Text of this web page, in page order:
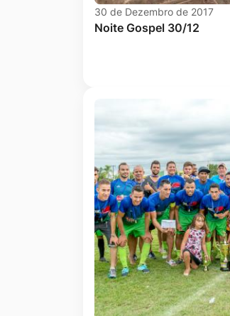
30 de Dezembro de 2017
Noite Gospel 30/12